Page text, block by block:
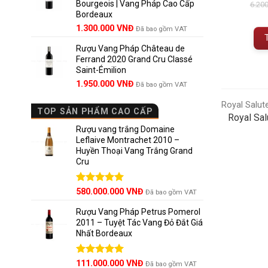
1.800.000 VNĐ.
Bourgeois | Vang Pháp Cao Cấp
Bordeaux
Giá
là:
1.850.000 VNĐ.
1.300.000 VNĐGiá
tại
là:
Đã bao gồm VAT
Rượu Vang Pháp Château de
Ferrand 2020 Grand Cru Classé
Saint-Émilion
Giá
là:
2.800.000 VNĐ.
1.950.000 VNĐGiá
tại
là:
1.950.000 VNĐ.
Đã bao gồm VAT
TOP SẢN PHẨM CAO CẤP
Rượu vang trắng Domaine
Leflaive Montrachet 2010 –
Huyền Thoại Vang Trắng Grand
Cru
Được xếp
5 sao
580.000.000 VNĐ Đã bao gồm VAT
Rượu Vang Pháp Petrus Pomerol
2011 – Tuyệt Tác Vang Đỏ Đắt Giá
Nhất Bordeaux
Được xếp
Giá
111.000.000 VNĐGiá
Đã bao gồm VAT
Royal
Royal